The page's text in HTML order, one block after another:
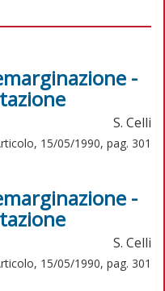
-
S. Celli
15/05/1990, pag. 301
-
S. Celli
15/05/1990, pag. 301